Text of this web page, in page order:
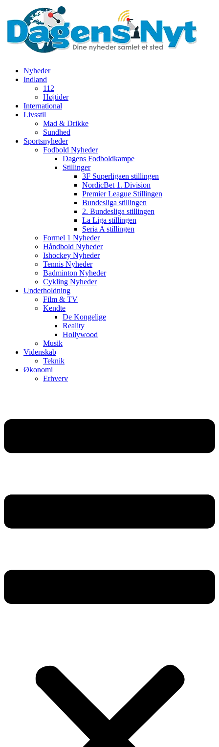
Nyheder
Indland
112
Højtider
International
Livsstil
Mad & Drikke
Sundhed
Sportsnyheder
Fodbold Nyheder
Dagens Fodboldkampe
Stillinger
3F Superligaen stillingen
NordicBet 1. Division
Premier League Stillingen
Bundesliga stillingen
2. Bundesliga stillingen
La Liga stillingen
Seria A stillingen
Formel 1 Nyheder
Håndbold Nyheder
Ishockey Nyheder
Tennis Nyheder
Badminton Nyheder
Cykling Nyheder
Underholdning
Film & TV
Kendte
De Kongelige
Reality
Hollywood
Musik
Videnskab
Teknik
Økonomi
Erhverv